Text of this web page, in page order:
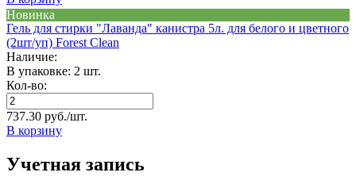
Новинка
Гель для стирки "Лаванда" канистра 5л. для белого и цветного
(2шт/уп) Forest Clean
Наличие:
В упаковке: 2 шт.
Кол-во:
737.30 руб./шт.
В корзину
Учетная запись